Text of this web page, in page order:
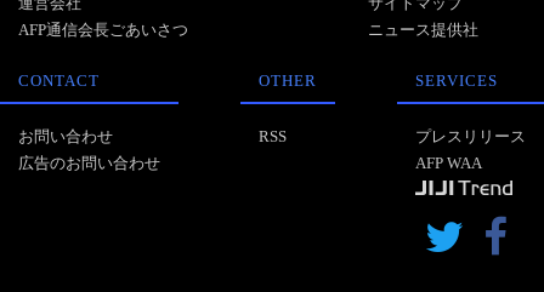
AFP通信会長ごあいさつ
ニュース提供社
CONTACT
お問い合わせ
広告のお問い合わせ
OTHER
RSS
SERVICES
プレスリリース
AFP WAA